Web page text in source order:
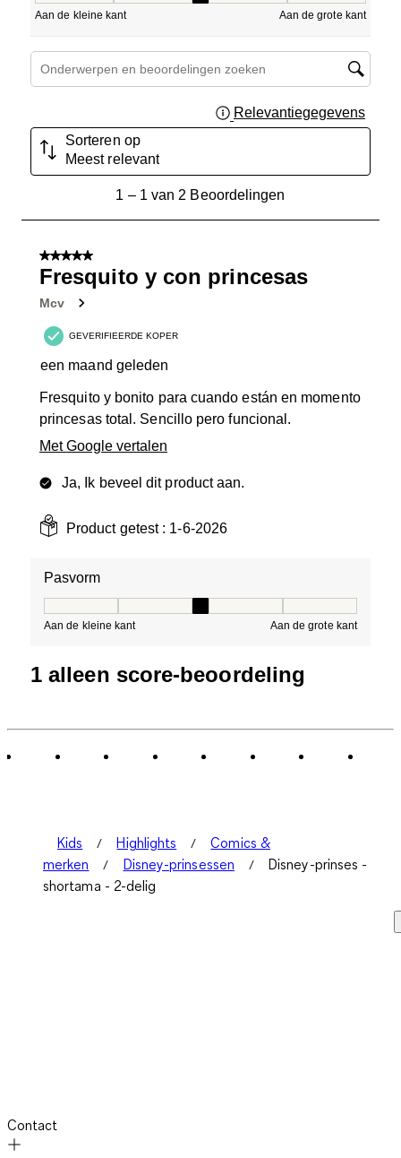
Aan de kleine kant Aan de grote kant
Onderwerpen en beoordelingen zoeken per regio
Relevantiegegevens
Sorteren op
Meest relevant
van
Beoordelingen.
1 – 1 van 2 Beoordelingen
5 van 5 sterren.
Fresquito y con princesas
Mcv
GEVERIFIEERDE KOPER
een maand geleden
Fresquito y bonito para cuando están en momento
princesas total. Sencillo pero funcional.
Met Google vertalen
Ja, Ik beveel dit product aan.
Product getest : 1-6-2026
Pasvorm
Aan de kleine kant Aan de grote kant
1 alleen score-beoordeling
Kids Highlights
Comics &
merken
Disney-prinsessen
Disney-prinses -
shortama - 2-delig
Contact